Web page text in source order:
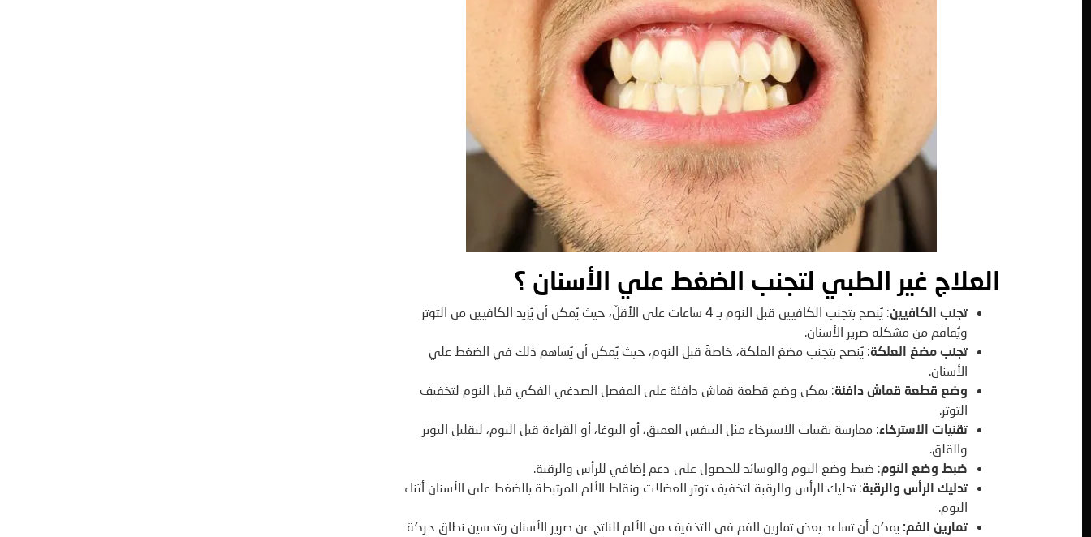
العلاج غير الطبي لتجنب الضغط علي الأسنان ؟
تجنب الكافيين
: يُنصح بتجنب الكافيين قبل النوم بـ 4 ساعات على الأقلّ، حيث يُمكن أن يُزيد الكافيين من التوتر
ويُفاقم من مشكلة صرير الأسنان.
تجنب مضغ العلكة: يُنصح بتجنب مضغ العلكة، خاصةً قبل النوم، حيث يُمكن أن يُساهم ذلك في الضغط علي
الأسنان.
وضع قطعة قماش دافئة: يمكن وضع قطعة قماش دافئة على المفصل الصدغي الفكي قبل النوم لتخفيف
التوتر.
تقنيات الاسترخاء: ممارسة تقنيات الاسترخاء مثل التنفس العميق، أو اليوغا، أو القراءة قبل النوم، لتقليل التوتر
والقلق.
ضبط وضع النوم: ضبط وضع النوم والوسائد للحصول على دعم إضافي للرأس والرقبة.
تدليك الرأس والرقبة: تدليك الرأس والرقبة لتخفيف توتر العضلات ونقاط الألم المرتبطة بالضغط علي الأسنان أثناء
النوم.
تمارين الفم: يمكن أن تساعد بعض تمارين الفم في التخفيف من الألم الناتج عن صرير الأسنان وتحسين نطاق حركة